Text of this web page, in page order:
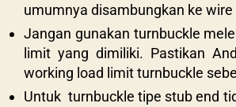
umumnya disambungkan ke wire
Jangan gunakan turnbuckle
limit yang dimiliki. Pastikan
working load limit turnbuckle
Untuk turnbuckle tipe stub end